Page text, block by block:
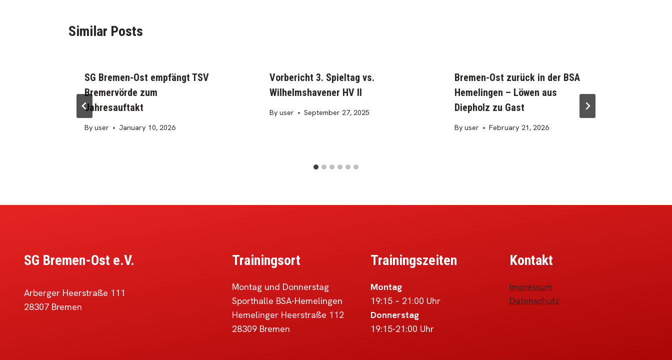
Similar Posts
SG Bremen-Ost empfängt TSV
Bremervörde zum
Jahresauftakt
By user January 10, 2026
Vorbericht 3. Spieltag vs.
Wilhelmshavener HV II
By user September 27, 2025
Bremen-Ost zurück in der BSA
Hemelingen – Löwen aus
Diepholz zu Gast
By user February 21, 2026
SG Bremen-Ost e.V.
Arberger Heerstraße 111
28307 Bremen
Trainingsort
Montag und Donnerstag
Sporthalle BSA-Hemelingen
Hemelinger Heerstraße 112
28309 Bremen
Trainingszeiten
Montag
19:15 – 21:00 Uhr
Donnerstag
19:15-21:00 Uhr
Kontakt
Impressum
Datenschutz